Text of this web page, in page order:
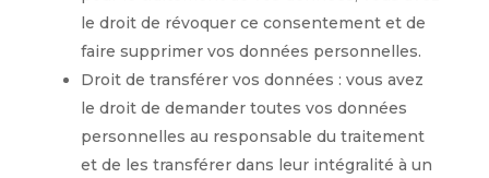
le droit de révoquer ce consentement et de
faire supprimer vos données personnelles.
Droit de transférer vos données : vous avez
le droit de demander toutes vos données
personnelles au responsable du traitement
et de les transférer dans leur intégralité à un